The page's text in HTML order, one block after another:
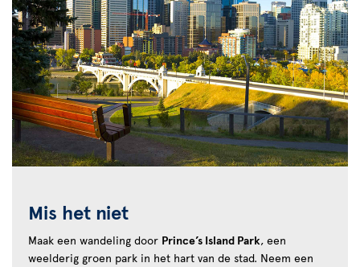
Mis het niet
Maak een wandeling door Prince’s Island Park, een
weelderig groen park in het hart van de stad. Neem een